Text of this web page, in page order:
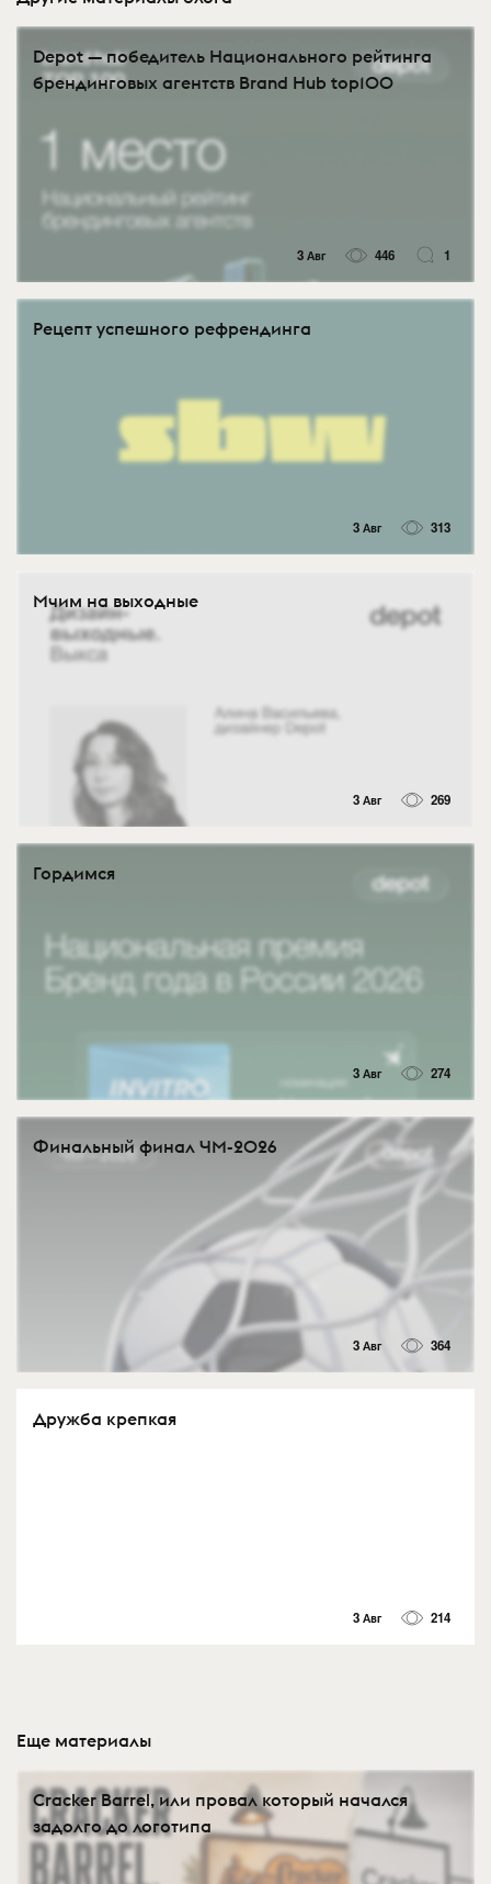
Depot — победитель Национального рейтинга
брендинговых агентств Brand Hub top100
3 Авг 446 1
Рецепт успешного рефрендинга
3 Авг 313
Мчим на выходные
3 Авг 269
Гордимся
3 Авг 274
Финальный финал ЧМ-2026
3 Авг 364
Дружба крепкая
3 Авг 214
Еще материалы
Cracker Barrel, или провал который начался
задолго до логотипа